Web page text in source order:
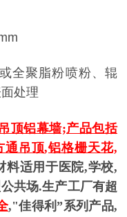
全聚脂粉喷粉、辊
处理
顶铝幕墙;产品包括
吊顶,铝格栅天花,
料适用于医院,学校,
共场.生产工厂有超
,"佳得利”系列产品,